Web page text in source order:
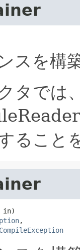
スを構
タでは
ること
in)
,